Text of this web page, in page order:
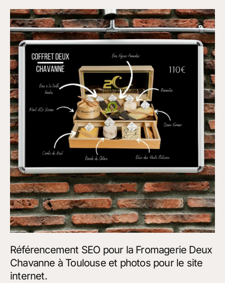
Référencement SEO pour la Fromagerie Deux
Chavanne à Toulouse et photos pour le site
internet.
Référencement
SEO
pour
la
Fromagerie
Deux
Chavanne
à
Toulouse
et
photos
pour
le
site
internet.